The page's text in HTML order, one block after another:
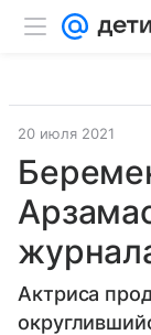
20 июля 2021
Актриса